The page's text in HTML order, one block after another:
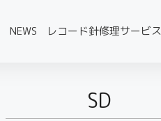
NEWS レコード針修理サービス
SD